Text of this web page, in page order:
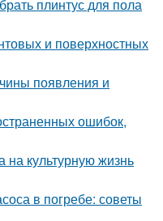
плинтус для пола
и поверхностных
появления и
ошибок,
культурную жизнь
в погребе: советы